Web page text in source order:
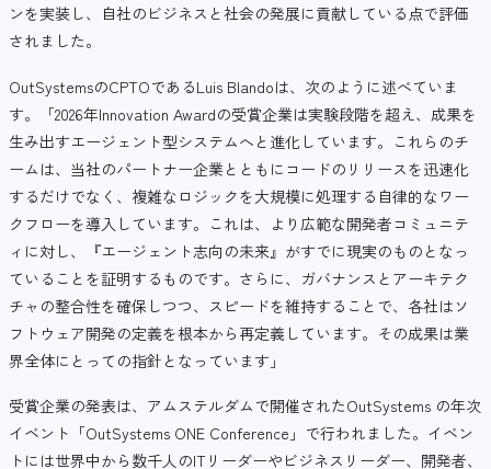
ンを実装し、自社のビジネスと社会の発展に貢献している点で評価
されました。
OutSystemsのCPTOであるLuis Blandoは、次のように述べていま
す。「2026年Innovation Awardの受賞企業は実験段階を超え、成果を
生み出すエージェント型システムへと進化しています。これらのチ
ームは、当社のパートナー企業とともにコードのリリースを迅速化
するだけでなく、複雑なロジックを大規模に処理する自律的なワー
クフローを導入しています。これは、より広範な開発者コミュニテ
ィに対し、『エージェント志向の未来』がすでに現実のものとなっ
ていることを証明するものです。さらに、ガバナンスとアーキテク
チャの整合性を確保しつつ、スピードを維持することで、各社はソ
フトウェア開発の定義を根本から再定義しています。その成果は業
界全体にとっての指針となっています」
受賞企業の発表は、アムステルダムで開催されたOutSystems の年次
イベント「OutSystems ONE Conference」で行われました。イベン
トには世界中から数千人のITリーダーやビジネスリーダー、開発者、